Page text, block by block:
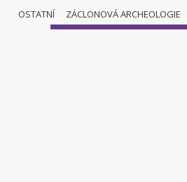
OSTATNÍ
ZÁCLONOVÁ ARCHEOLOGIE
ŘÍMSKÉ